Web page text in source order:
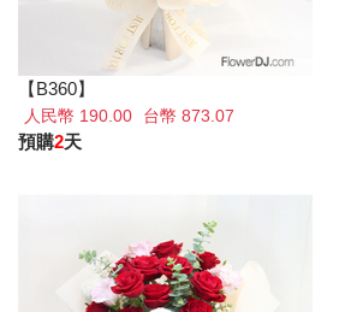
【B360】
人民幣 190.00 台幣 873.07
預購2天